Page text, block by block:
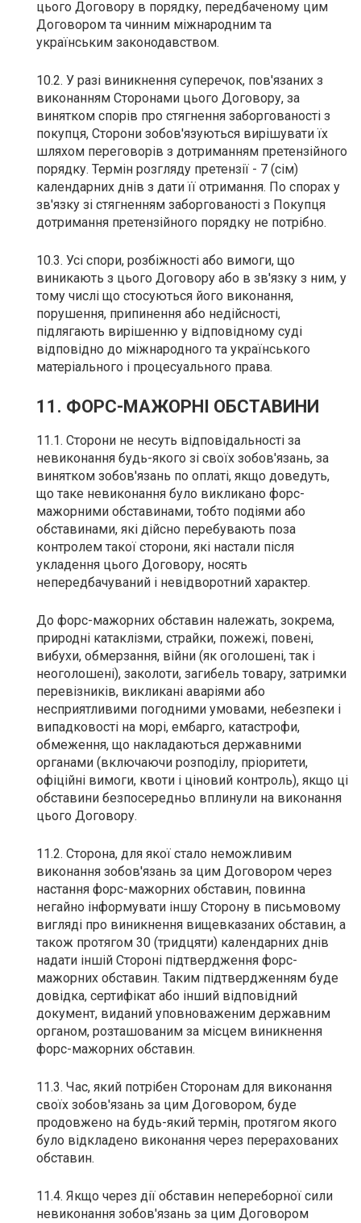
цього Договору в порядку, передбаченому цим
Договором та чинним міжнародним та
українським законодавством.
10.2. У разі виникнення суперечок, пов'язаних з
виконанням Сторонами цього Договору, за
винятком спорів про стягнення заборгованості з
покупця, Сторони зобов'язуються вирішувати їх
шляхом переговорів з дотриманням претензійного
порядку. Термін розгляду претензії - 7 (сім)
календарних днів з дати її отримання. По спорах у
зв'язку зі стягненням заборгованості з Покупця
дотримання претензійного порядку не потрібно.
10.3. Усі спори, розбіжності або вимоги, що
виникають з цього Договору або в зв'язку з ним, у
тому числі що стосуються його виконання,
порушення, припинення або недійсності,
підлягають вирішенню у відповідному суді
відповідно до міжнародного та українського
матеріального і процесуального права.
11. ФОРС-МАЖОРНІ ОБСТАВИНИ
11.1. Сторони не несуть відповідальності за
невиконання будь-якого зі своїх зобов'язань, за
винятком зобов'язань по оплаті, якщо доведуть,
що таке невиконання було викликано форс-
мажорними обставинами, тобто подіями або
обставинами, які дійсно перебувають поза
контролем такої сторони, які настали після
укладення цього Договору, носять
непередбачуваний і невідворотний характер.
До форс-мажорних обставин належать, зокрема,
природні катаклізми, страйки, пожежі, повені,
вибухи, обмерзання, війни (як оголошені, так і
неоголошені), заколоти, загибель товару, затримки
перевізників, викликані аваріями або
несприятливими погодними умовами, небезпеки і
випадковості на морі, ембарго, катастрофи,
обмеження, що накладаються державними
органами (включаючи розподілу, пріоритети,
офіційні вимоги, квоти і ціновий контроль), якщо ці
обставини безпосередньо вплинули на виконання
цього Договору.
11.2. Сторона, для якої стало неможливим
виконання зобов'язань за цим Договором через
настання форс-мажорних обставин, повинна
негайно інформувати іншу Сторону в письмовому
вигляді про виникнення вищевказаних обставин, а
також протягом 30 (тридцяти) календарних днів
надати іншій Стороні підтвердження форс-
мажорних обставин. Таким підтвердженням буде
довідка, сертифікат або інший відповідний
документ, виданий уповноваженим державним
органом, розташованим за місцем виникнення
форс-мажорних обставин.
11.3. Час, який потрібен Сторонам для виконання
своїх зобов'язань за цим Договором, буде
продовжено на будь-який термін, протягом якого
було відкладено виконання через перерахованих
обставин.
11.4. Якщо через дії обставин непереборної сили
невиконання зобов'язань за цим Договором